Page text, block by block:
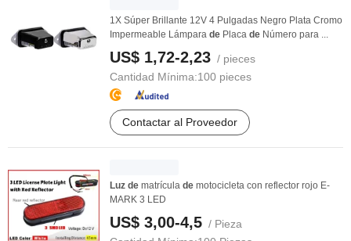
1X Súper Brillante 12V 4 Pulgadas Negro Plata Cromo
Impermeable Lámpara de Placa de Número para ...
US$ 1,72-2,23 / pieces
Cantidad Mínima:100 pieces
Contactar al Proveedor
Luz de matrícula de motocicleta con reflector rojo E-
MARK 3 LED
US$ 3,00-4,5 / Pieza